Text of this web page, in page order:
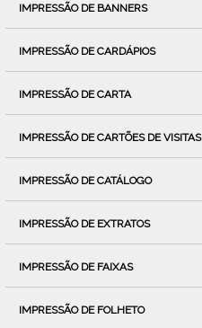
IMPRESSÃO DE BANNERS
IMPRESSÃO DE CARDÁPIOS
IMPRESSÃO DE CARTA
IMPRESSÃO DE CARTÕES DE VISITAS
IMPRESSÃO DE CATÁLOGO
IMPRESSÃO DE EXTRATOS
IMPRESSÃO DE FAIXAS
IMPRESSÃO DE FOLHETO